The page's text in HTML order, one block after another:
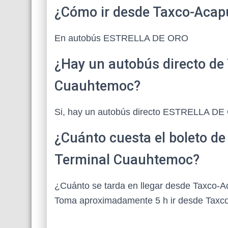
¿Cómo ir desde Taxco-
En autobús ESTRELLA DE ORO
¿Hay un autobús directo
Cuauhtemoc?
Si, hay un autobús directo ESTRELLA DE
¿Cuánto cuesta el boleto
Terminal Cuauhtemoc?
¿Cuánto se tarda en llegar desde Taxco-
Toma aproximadamente 5 h ir desde